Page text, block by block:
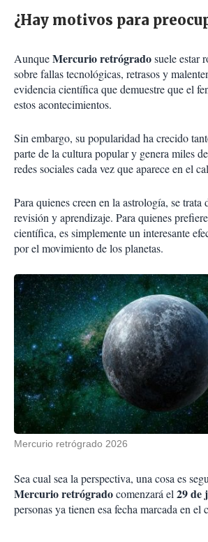
¿Hay motivos para
AunqueMercurio retrógradosuele estar
sobre fallas tecnológicas, retrasos y
evidencia científica que demuestre que el
estos acontecimientos.
Sin embargo, su popularidad ha crecido
parte de la cultura popular y genera miles
redes sociales cada vez que aparece en el
Para quienes creen en la astrología, se trata
revisión y aprendizaje. Para quienes
científica, es simplemente un interesante
por el movimiento de los planetas.
Mercurio retrógrado 2026
Sea cual sea la perspectiva, una cosa es
Mercurio retrógradocomenzará el29 de
personas ya tienen esa fecha marcada en el